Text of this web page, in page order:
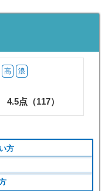
高 浪
4.5点（117）